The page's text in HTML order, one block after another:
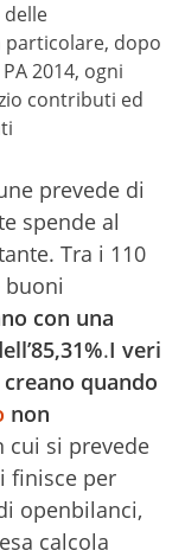
delle
dopo
2014, ogni
contributi ed
prevede di
spende al
Tra i 110
buoni
con una
.I veri
quando
non
cui si prevede
finisce per
openbilanci,
calcola